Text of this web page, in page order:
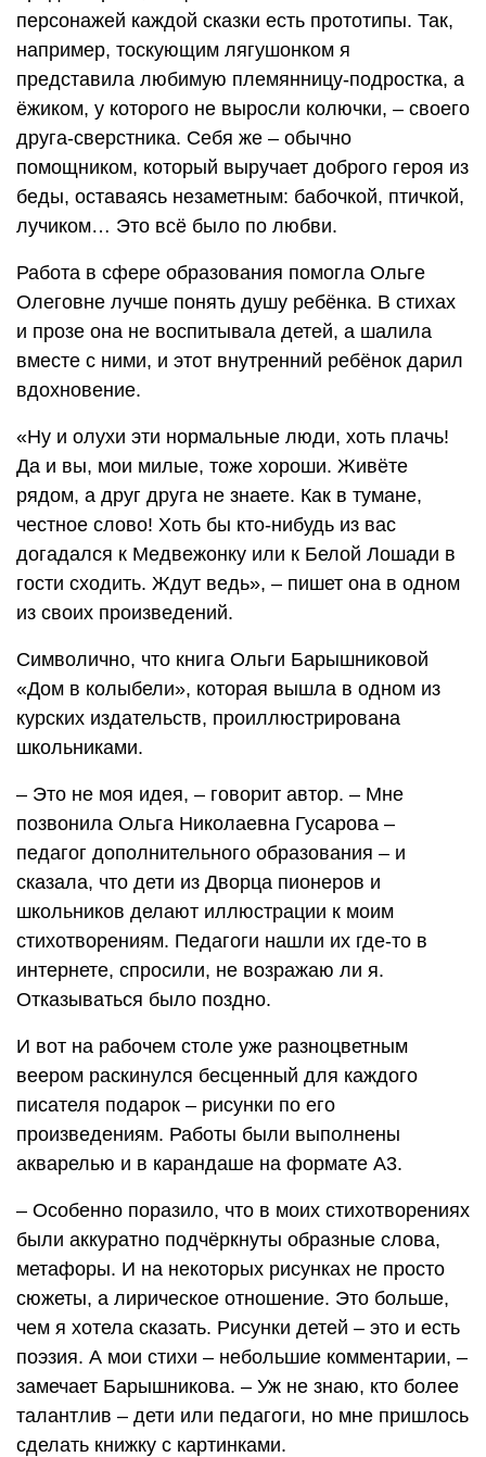
персонажей каждой сказки есть прототипы. Так,
например, тоскующим лягушонком я
представила любимую племянницу-подростка, а
ёжиком, у которого не выросли колючки, – своего
друга-сверстника. Себя же – обычно
помощником, который выручает доброго героя из
беды, оставаясь незаметным: бабочкой, птичкой,
лучиком… Это всё было по любви.
Работа в сфере образования помогла Ольге
Олеговне лучше понять душу ребёнка. В стихах
и прозе она не воспитывала детей, а шалила
вместе с ними, и этот внутренний ребёнок дарил
вдохновение.
«Ну и олухи эти нормальные люди, хоть плачь!
Да и вы, мои милые, тоже хороши. Живёте
рядом, а друг друга не знаете. Как в тумане,
честное слово! Хоть бы кто-нибудь из вас
догадался к Медвежонку или к Белой Лошади в
гости сходить. Ждут ведь», – пишет она в одном
из своих произведений.
Символично, что книга Ольги Барышниковой
«Дом в колыбели», которая вышла в одном из
курских издательств, проиллюстрирована
школьниками.
– Это не моя идея, – говорит автор. – Мне
позвонила Ольга Николаевна Гусарова –
педагог дополнительного образования – и
сказала, что дети из Дворца пионеров и
школьников делают иллюстрации к моим
стихотворениям. Педагоги нашли их где-то в
интернете, спросили, не возражаю ли я.
Отказываться было поздно.
И вот на рабочем столе уже разноцветным
веером раскинулся бесценный для каждого
писателя подарок – рисунки по его
произведениям. Работы были выполнены
акварелью и в карандаше на формате A3.
– Особенно поразило, что в моих стихотворениях
были аккуратно подчёркнуты образные слова,
метафоры. И на некоторых рисунках не просто
сюжеты, а лирическое отношение. Это больше,
чем я хотела сказать. Рисунки детей – это и есть
поэзия. А мои стихи – небольшие комментарии, –
замечает Барышникова. – Уж не знаю, кто более
талантлив – дети или педагоги, но мне пришлось
сделать книжку с картинками.